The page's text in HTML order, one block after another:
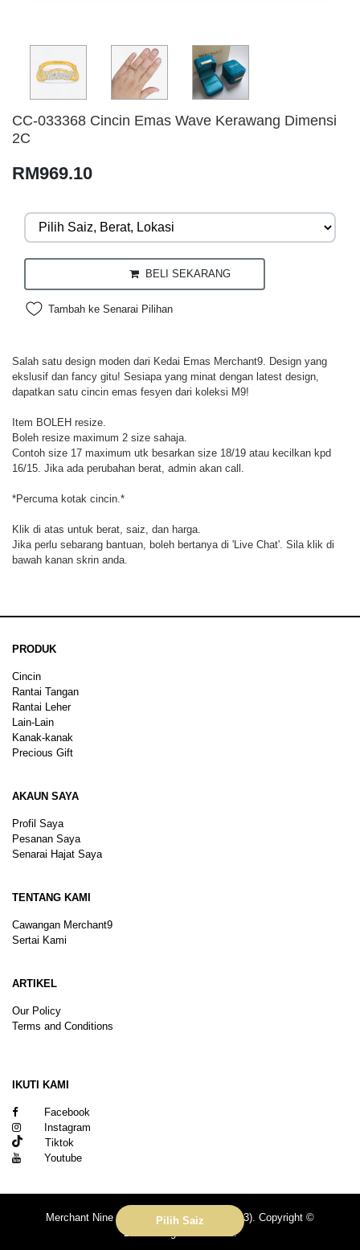
CC-033368 Cincin Emas Wave Kerawang Dimensi
2C
RM969.10
BELI SEKARANG
Tambah ke Senarai Pilihan
Salah satu design moden dari Kedai Emas Merchant9. Design yang
ekslusif dan fancy gitu! Sesiapa yang minat dengan latest design,
dapatkan satu cincin emas fesyen dari koleksi M9!
Item BOLEH resize.
Boleh resize maximum 2 size sahaja.
Contoh size 17 maximum utk besarkan size 18/19 atau kecilkan kpd
16/15. Jika ada perubahan berat, admin akan call.
*Percuma kotak cincin.*
Klik di atas untuk berat, saiz, dan harga.
Jika perlu sebarang bantuan, boleh bertanya di 'Live Chat'. Sila klik di
bawah kanan skrin anda.
Pilih Saiz
PRODUK
Cincin
Rantai Tangan
Rantai Leher
Lain-Lain
Kanak-kanak
Precious Gift
AKAUN SAYA
Profil Saya
Pesanan Saya
Senarai Hajat Saya
TENTANG KAMI
Cawangan Merchant9
Sertai Kami
ARTIKEL
Our Policy
Terms and Conditions
IKUTI KAMI
Facebook
Instagram
Tiktok
Youtube
Merchant Nine Sdn Bhd (No. 201601039113). Copyright ©
2026.All rights reserved.